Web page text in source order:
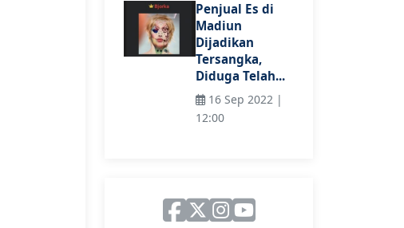
Penjual Es di
Madiun
Dijadikan
Tersangka,
Diduga Telah...
16 Sep 2022 |
12:00